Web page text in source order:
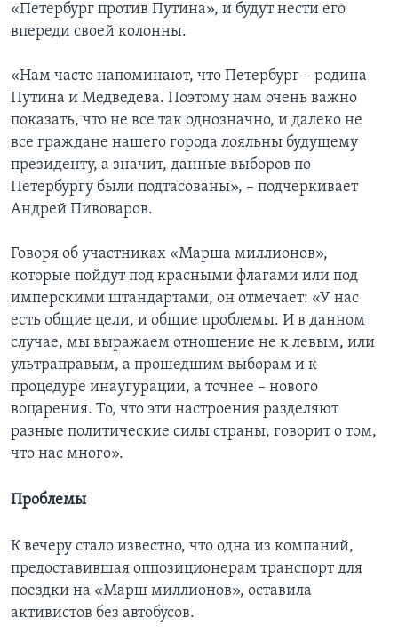
«Петербург против Путина», и будут нести его
впереди своей колонны.
«Нам часто напоминают, что Петербург – родина
Путина и Медведева. Поэтому нам очень важно
показать, что не все так однозначно, и далеко не
все граждане нашего города лояльны будущему
президенту, а значит, данные выборов по
Петербургу были подтасованы», – подчеркивает
Андрей Пивоваров.
Говоря об участниках «Марша миллионов»,
которые пойдут под красными флагами или под
имперскими штандартами, он отмечает: «У нас
есть общие цели, и общие проблемы. И в данном
случае, мы выражаем отношение не к левым, или
ультраправым, а прошедшим выборам и к
процедуре инаугурации, а точнее – нового
воцарения. То, что эти настроения разделяют
разные политические силы страны, говорит о том,
что нас много».
Проблемы
К вечеру стало известно, что одна из компаний,
предоставившая оппозиционерам транспорт для
поездки на «Марш миллионов», оставила
активистов без автобусов.